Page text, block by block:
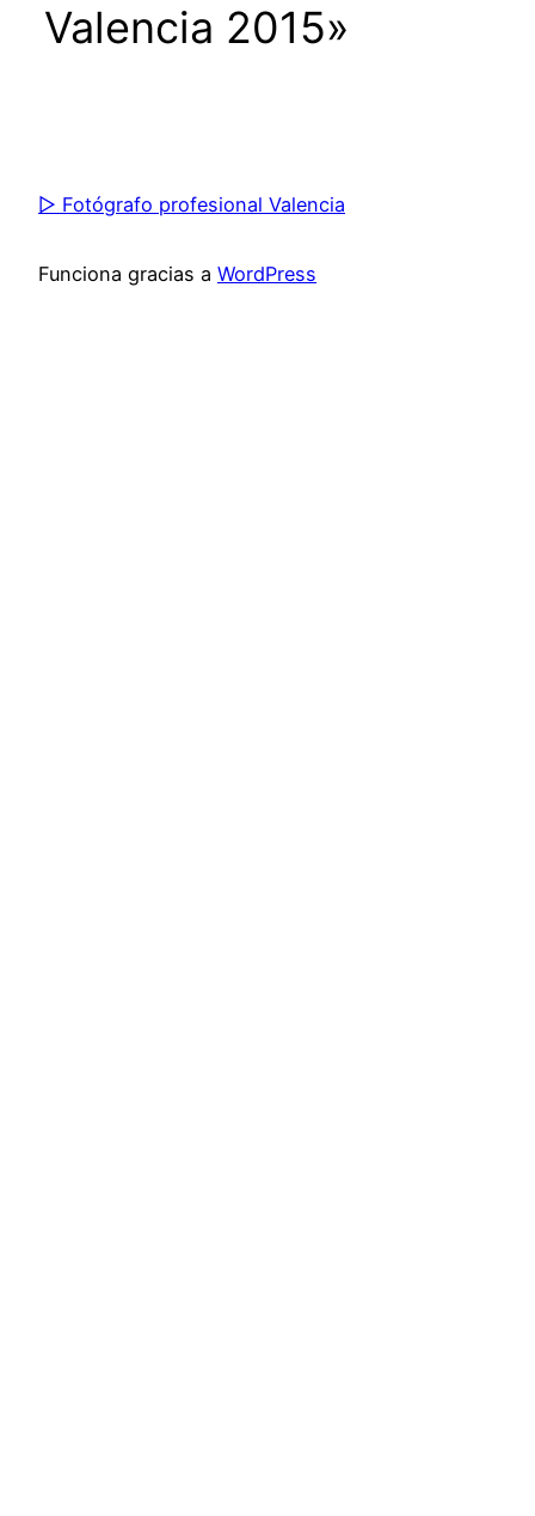
Valencia 2015»
▷ Fotógrafo profesional Valencia
Funciona gracias a WordPress